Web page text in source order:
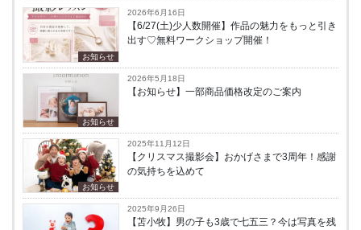
お知らせ
2026年6月16日
【6/27(土)少人数開催】作品の魅力をもっと引き
出す♡無料ワークショップ開催！
お知らせ
2026年5月18日
【お知らせ】一部商品価格改定のご案内
お知らせ
2025年11月12日
【クリスマス撮影会】おかげさまで3周年！感謝
の気持ちを込めて
2025年9月26日
【苫小牧】男の子も3歳で七五三？今は写真を残